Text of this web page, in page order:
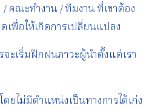
ณะทำงาน / ทีมงาน ที่เขาต้อง
เพื่อให้เกิดการเปลี่ยนแปลง
ะเริ่มฝึกฝนภาวะผู้นำตั้งแต่เรา
ดยไม่มีตำแหน่งเป็นทางการได้เก่ง